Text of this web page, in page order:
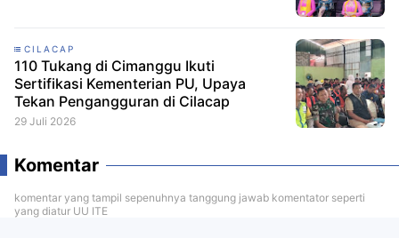
CILACAP
110 Tukang di Cimanggu Ikuti
Sertifikasi Kementerian PU, Upaya
Tekan Pengangguran di Cilacap
29 Juli 2026
Komentar
komentar yang tampil sepenuhnya tanggung jawab komentator seperti
yang diatur UU ITE